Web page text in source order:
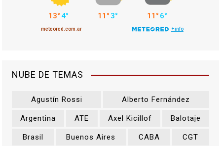
NUBE DE TEMAS
Agustín Rossi Alberto Fernández
Argentina ATE Axel Kicillof Balotaje
Brasil Buenos Aires CABA CGT